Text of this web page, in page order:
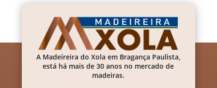
A Madeireira do Xola em Bragança Paulista,
está há mais de 30 anos no mercado de
madeiras.